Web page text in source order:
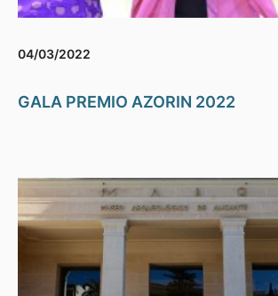
04/03/2022
GALA PREMIO AZORIN 2022